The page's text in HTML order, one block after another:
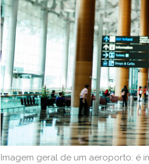
Imagem geral de um aeroporto: é